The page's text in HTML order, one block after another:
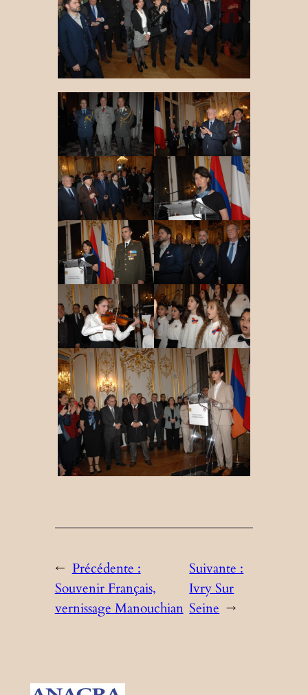
← Précédente :
Souvenir Français,
vernissage Manouchian
Suivante :
Ivry Sur
Seine →